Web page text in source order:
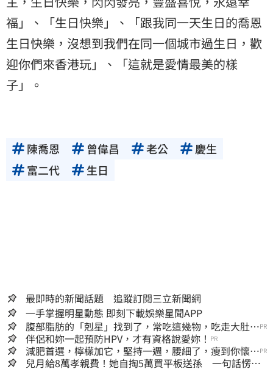
福」、「生日快樂」、「跟我同一天生日的喬恩
生日快樂，沒想到我們在同一個城市過生日，歡
迎你們來香港玩」、「這就是愛情最美的樣
子」。
陳喬恩 曾偉昌 老公
慶生
富二代
生日
最即時的新聞話題 追蹤訂閱三立新聞網
一手掌握明星動態 即刻下載娛樂星聞APP
腹部脂肪的「剋星」找到了，常吃這幾物，吃走大肚
囊，瘦出小蠻腰
PR
伴侶和妳一起預防HPV，才有資格說愛妳！ PR
減肥首選，檸檬加它，堅持一週，腰細了，瘦到你懷疑
人生
PR
兒月給8萬孝親費！她自掏5萬買平板送孫 一句話愣原